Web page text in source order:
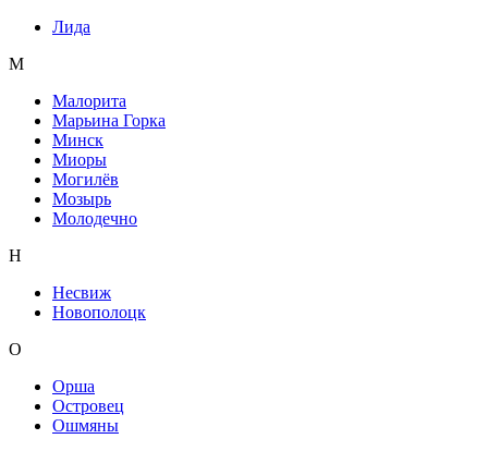
Лида
М
Малорита
Марьина Горка
Минск
Миоры
Могилёв
Мозырь
Молодечно
Н
Несвиж
Новополоцк
О
Орша
Островец
Ошмяны